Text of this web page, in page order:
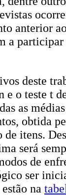
anterior
a
deste
e o teste t
as
obtida
itens.
será
de
ser
na